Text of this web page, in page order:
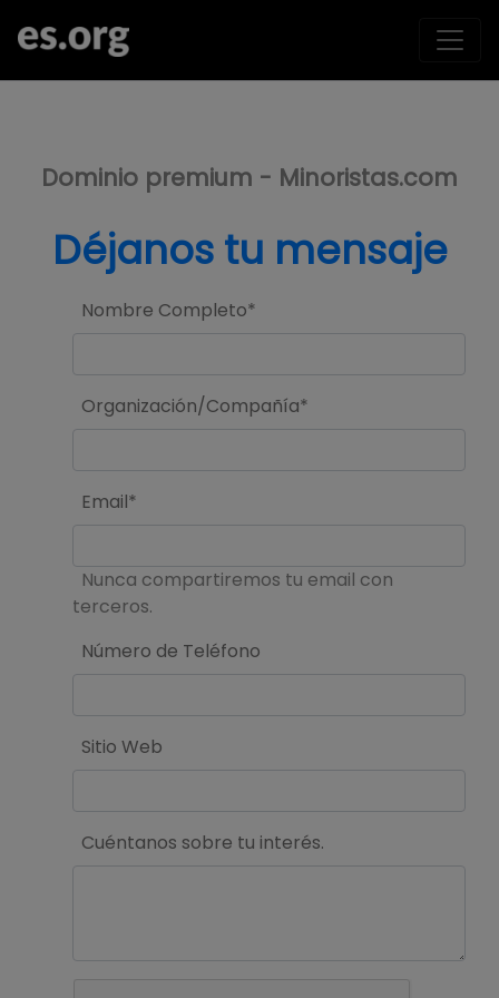
Dominio premium - Minoristas.com
Déjanos tu mensaje
Nombre Completo*
Organización/Compañía*
Email*
Nunca compartiremos tu email con
terceros.
Número de Teléfono
Sitio Web
Cuéntanos sobre tu interés.